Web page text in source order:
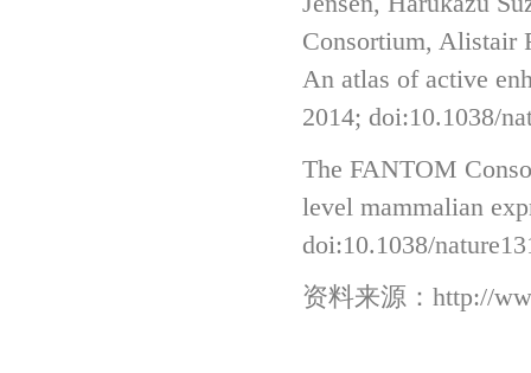
Consortium, Alistair
An atlas of active
2014; doi:10.1038/
The FANTOM
level mammalian
doi:10.1038/
资料来源：http://